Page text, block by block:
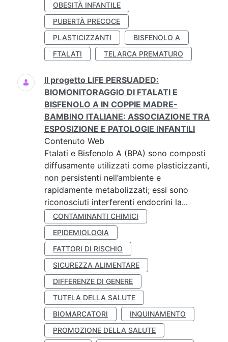
OBESITÀ INFANTILE
PUBERTÀ PRECOCE
PLASTICIZZANTI
BISFENOLO A
FTALATI
TELARCA PREMATURO
Il progetto LIFE PERSUADED:
BIOMONITORAGGIO DI FTALATI E
BISFENOLO A IN COPPIE MADRE-
BAMBINO ITALIANE: ASSOCIAZIONE TRA
ESPOSIZIONE E PATOLOGIE INFANTILI
Contenuto Web
Ftalati e Bisfenolo A (BPA) sono composti
diffusamente utilizzati come plasticizzanti,
non persistenti nell’ambiente e
rapidamente metabolizzati; essi sono
riconosciuti interferenti endocrini la...
CONTAMINANTI CHIMICI
EPIDEMIOLOGIA
FATTORI DI RISCHIO
SICUREZZA ALIMENTARE
DIFFERENZE DI GENERE
TUTELA DELLA SALUTE
BIOMARCATORI
INQUINAMENTO
PROMOZIONE DELLA SALUTE